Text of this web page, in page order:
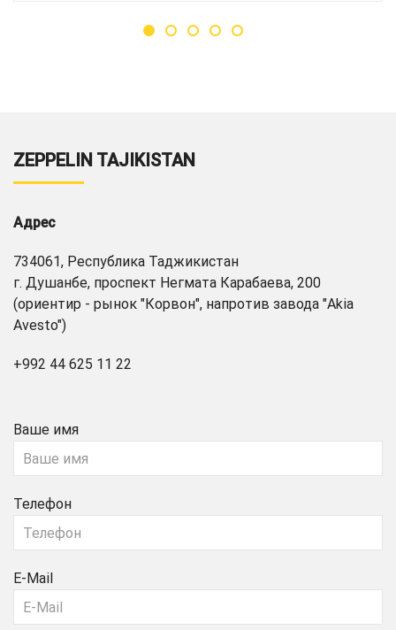
ZEPPELIN TAJIKISTAN
Адрес
734061, Республика Таджикистан
г. Душанбе, проспект Негмата Карабаева, 200
(ориентир - рынок "Корвон", напротив завода "Akia
Avesto")
+992 44 625 11 22
Ваше имя
Телефон
E-Mail